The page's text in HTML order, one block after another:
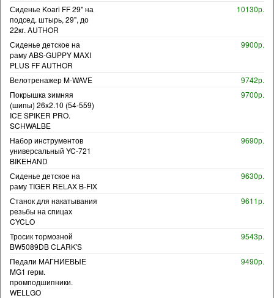
Сиденье Koari FF 29" на
подсед. штырь, 29", до
22кг. AUTHOR
10130р.
Сиденье детское на
раму ABS-GUPPY MAXI
PLUS FF AUTHOR
9900р.
Велотренажер M-WAVE
9742р.
Покрышка зимняя
(шипы) 26x2.10 (54-559)
ICE SPIKER PRO.
SCHWALBE
9700р.
Набор инструментов
универсальный YC-721
BIKEHAND
9690р.
Сиденье детское на
раму TIGER RELAX B-FIX
9630р.
Станок для накатывания
резьбы на спицах
CYCLO
9611р.
Тросик тормозной
BW5089DB CLARK'S
9543р.
Педали МАГНИЕВЫЕ
MG1 герм.
промподшипники.
WELLGO
9490р.